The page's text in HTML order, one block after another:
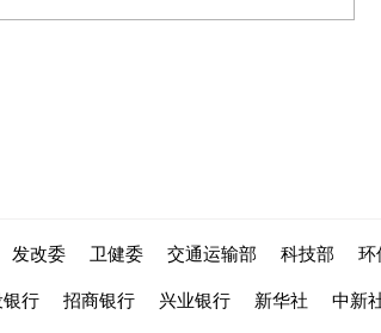
发改委 卫健委 交通运输部 科技部 环
行 招商银行 兴业银行 新华社 中新